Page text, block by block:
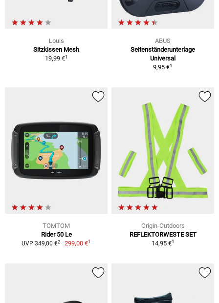
Louis
Sitzkissen Mesh
19,99 €1
ABUS
Seitenständerunterlage
Universal
9,95 €1
TOMTOM
Rider 50 Le
UVP 349,00 €2 299,00 €1
Origin-Outdoors
REFLEKTORWESTE SET
14,95 €1